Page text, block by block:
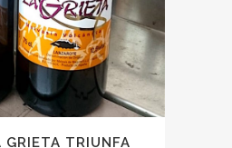
GRIETA TRIUNFA